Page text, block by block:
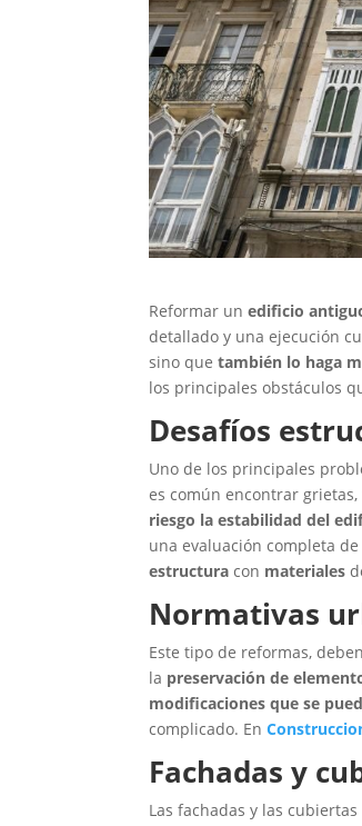
Reformar unedificio
detallado y una ejecución
sino quetambién lo haga
los principales obstáculos
Desafíos
Uno de los principales
es común encontrar
riesgo la estabilidad del
una evaluación completa
estructura con materiales
Normativas
Este tipo de reformas,
la preservación de
modificaciones que se
complicado. En
Fachadas y
Las fachadas y las